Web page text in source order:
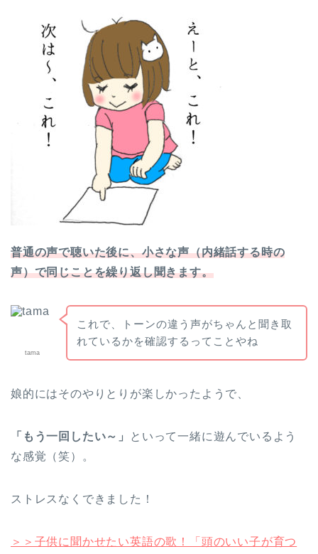
普通の声で聴いた後に、小さな声（内緒話する時の
声）で同じことを繰り返し聞きます。
tama
これで、トーンの違う声がちゃんと聞き取
れているかを確認するってことやね
娘的にはそのやりとりが楽しかったようで、
「もう一回したい～」
といって一緒に遊んでいるよう
な感覚（笑）。
ストレスなくできました！
＞＞子供に聞かせたい英語の歌！「頭のいい子が育つ